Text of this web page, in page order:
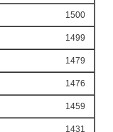
1500
1499
1479
1476
1459
1431